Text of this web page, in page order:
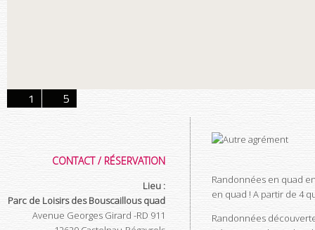
1 5
CONTACT / RÉSERVATION
Lieu :
Parc de Loisirs des Bouscaillous quad
Avenue Georges Girard -RD 911
Randonnées en quad
en quad ! A partir de 4
Randonnées